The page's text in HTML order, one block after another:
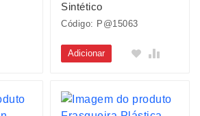
Sintético
Código: P@15063
Adicionar